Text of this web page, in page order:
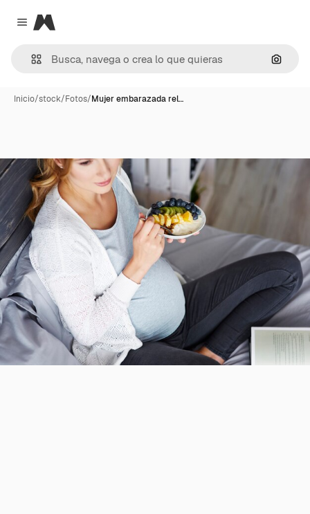
Close menu
Magnific
Inicio/stock/Fotos/Mujer embarazada rel…